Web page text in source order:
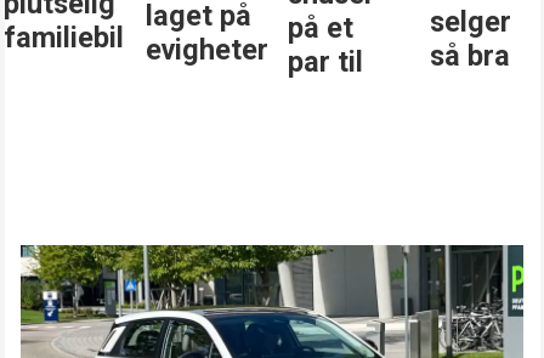
familiebil
laget på
evigheter
på et
par til
selger
så bra